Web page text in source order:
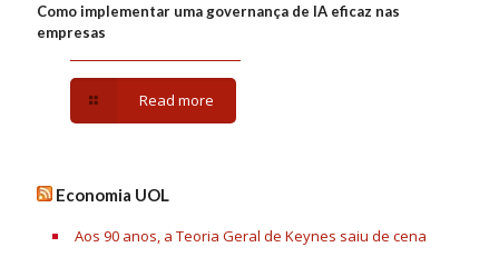
Como implementar uma governança de IA eficaz nas
empresas
Read more
Economia UOL
Aos 90 anos, a Teoria Geral de Keynes saiu de cena